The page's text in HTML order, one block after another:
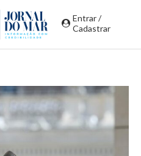
Entrar /
Cadastrar